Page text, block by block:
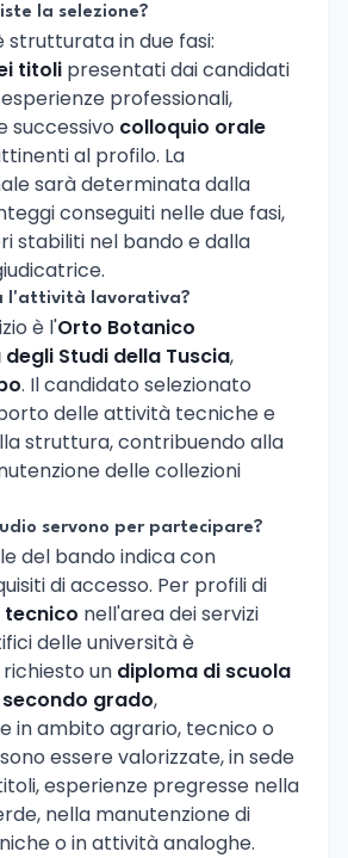
la selezione?
strutturata in due fasi:
titoli presentati dai candidati
professionali,
successivo colloquio orale
al profilo. La
sarà determinata dalla
conseguiti nelle due fasi,
stabiliti nel bando e dalla
l'attività lavorativa?
è l'Orto Botanico
Studi della Tuscia,
. Il candidato selezionato
delle attività tecniche e
struttura, contribuendo alla
delle collezioni
servono per partecipare?
del bando indica con
di accesso. Per profili di
nell'area dei servizi
delle università è
un diploma di scuola
grado,
in ambito agrario, tecnico o
essere valorizzate, in sede
esperienze pregresse nella
nella manutenzione di
o in attività analoghe.